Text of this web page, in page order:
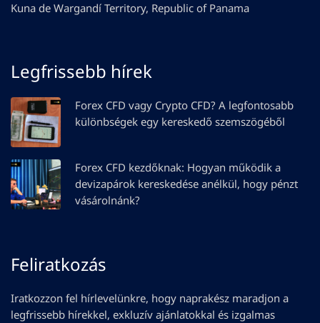
Kuna de Wargandí Territory, Republic of Panama
Legfrissebb hírek
Forex CFD vagy Crypto CFD? A legfontosabb
különbségek egy kereskedő szemszögéből
Forex CFD kezdőknak: Hogyan működik a
devizapárok kereskedése anélkül, hogy pénzt
vásárolnánk?
Feliratkozás
Iratkozzon fel hírlevelünkre, hogy naprakész maradjon a
legfrissebb hírekkel, exkluzív ajánlatokkal és izgalmas